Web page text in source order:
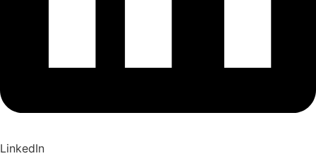
LinkedIn